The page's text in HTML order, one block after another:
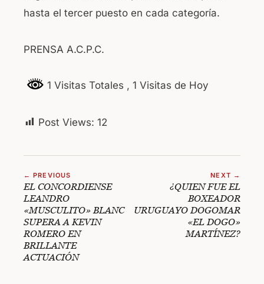
hasta el tercer puesto en cada categoría.
PRENSA A.C.P.C.
1 Visitas Totales , 1 Visitas de Hoy
Post Views: 12
← PREVIOUS
EL CONCORDIENSE
LEANDRO
«MUSCULITO» BLANC
SUPERA A KEVIN
ROMERO EN
BRILLANTE
ACTUACIÓN
NEXT →
¿QUIEN FUE EL
BOXEADOR
URUGUAYO DOGOMAR
«EL DOGO»
MARTÍNEZ?